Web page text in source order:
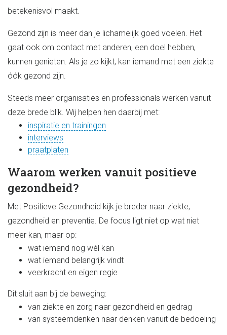
betekenisvol maakt.
Gezond zijn is meer dan je lichamelijk goed voelen. Het
gaat ook om contact met anderen, een doel hebben,
kunnen genieten. Als je zo kijkt, kan iemand met een ziekte
óók gezond zijn.
Steeds meer organisaties en professionals werken vanuit
deze brede blik. Wij helpen hen daarbij met:
inspiratie en trainingen
interviews
praatplaten
Waarom werken vanuit positieve
gezondheid?
Met Positieve Gezondheid kijk je breder naar ziekte,
gezondheid en preventie. De focus ligt niet op wat niet
meer kan, maar op:
wat iemand nog wél kan
wat iemand belangrijk vindt
veerkracht en eigen regie
Dit sluit aan bij de beweging:
van ziekte en zorg naar gezondheid en gedrag
van systeemdenken naar denken vanuit de bedoeling